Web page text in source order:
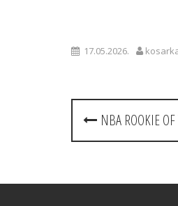
17.05.2026.
Post
navigation
NBA ROOKIE OF